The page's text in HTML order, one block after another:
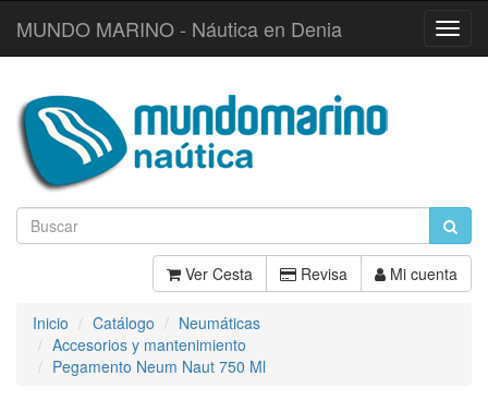
MUNDO MARINO - Náutica en Denia
Ver Cesta Revisa Mi cuenta
Inicio Catálogo
Neumáticas
Accesorios y mantenimiento
Pegamento Neum Naut 750 Ml